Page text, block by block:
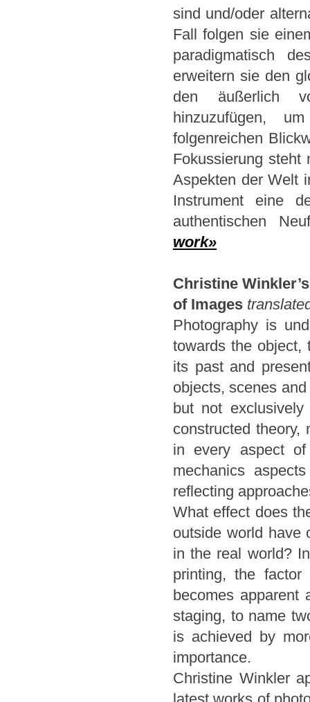
sind und/oder
Fall folgen sie
paradigmatisch
erweitern sie den
den äußerlich
hinzuzufügen,
folgenreichen
Fokussierung steht
Aspekten der Welt
Instrument eine
authentischen
work»
Christine
of Images
Photography is
towards the object,
its past and
objects, scenes
but not
constructed theory,
in every aspect
mechanics
reflecting
What effect does
outside world have
in the real world?
printing, the
becomes apparent
staging, to name
is achieved by
importance.
Christine Winkler